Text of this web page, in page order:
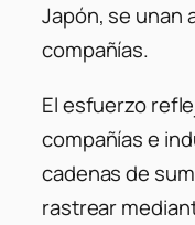
Japón, se unan
compañías.
El esfuerzo
compañías e
cadenas de
rastrear